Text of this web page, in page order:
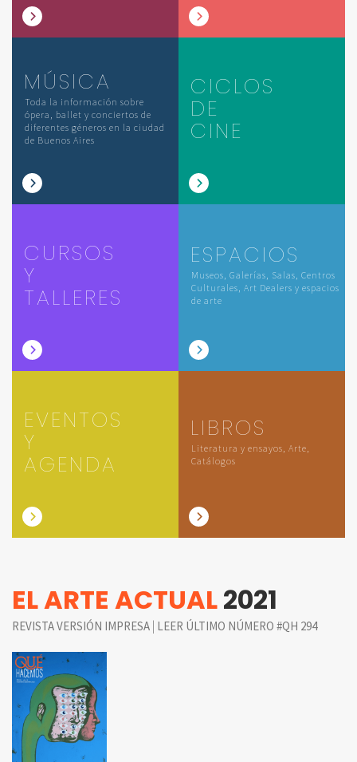
MÚSICA
Toda la información sobre
ópera, ballet y conciertos de
diferentes géneros en la ciudad
de Buenos Aires
CICLOS
DE
CINE
CURSOS
Y
TALLERES
ESPACIOS
Museos, Galerías, Salas, Centros
Culturales, Art Dealers y espacios
de arte
EVENTOS
Y
AGENDA
LIBROS
Literatura y ensayos, Arte,
Catálogos
EL ARTE ACTUAL2021
REVISTA VERSIÓN IMPRESA | LEER ÚLTIMO NÚMERO #QH 294